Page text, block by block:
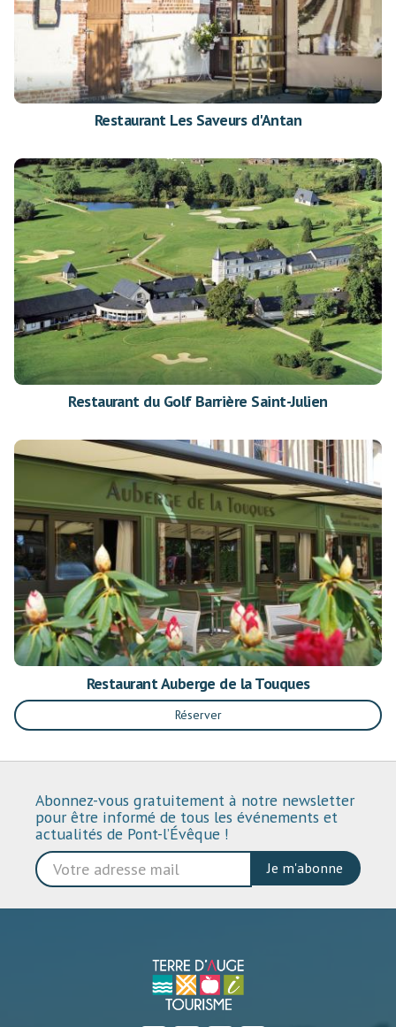
Restaurant Les Saveurs d'Antan
Restaurant du Golf Barrière Saint-Julien
Restaurant Auberge de la Touques
Réserver
Abonnez-vous gratuitement à notre newsletter
pour être informé de tous les événements et
actualités de Pont-l’Évêque !
Je m'abonne